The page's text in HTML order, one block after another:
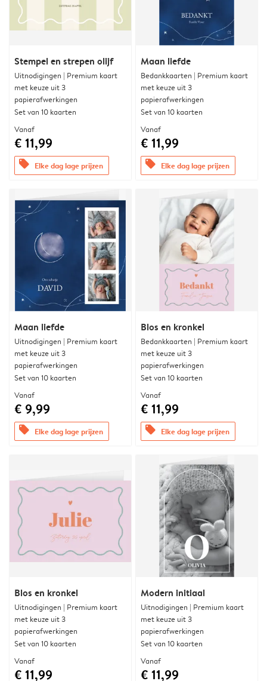
Stempel en strepen olijf
Uitnodigingen | Premium kaart
met keuze uit 3
papierafwerkingen
Set van 10 kaarten
Vanaf
€ 11,99
offers Elke dag lage prijzen
Maan liefde
Bedankkaarten | Premium kaart
met keuze uit 3
papierafwerkingen
Set van 10 kaarten
Vanaf
€ 11,99
offers Elke dag lage prijzen
Maan liefde
Uitnodigingen | Premium kaart
met keuze uit 3
papierafwerkingen
Set van 10 kaarten
Vanaf
€ 9,99
offers Elke dag lage prijzen
Blos en kronkel
Bedankkaarten | Premium kaart
met keuze uit 3
papierafwerkingen
Set van 10 kaarten
Vanaf
€ 11,99
offers Elke dag lage prijzen
Blos en kronkel
Uitnodigingen | Premium kaart
met keuze uit 3
papierafwerkingen
Set van 10 kaarten
Vanaf
€ 11,99
Modern initiaal
Uitnodigingen | Premium kaart
met keuze uit 3
papierafwerkingen
Set van 10 kaarten
Vanaf
€ 11,99